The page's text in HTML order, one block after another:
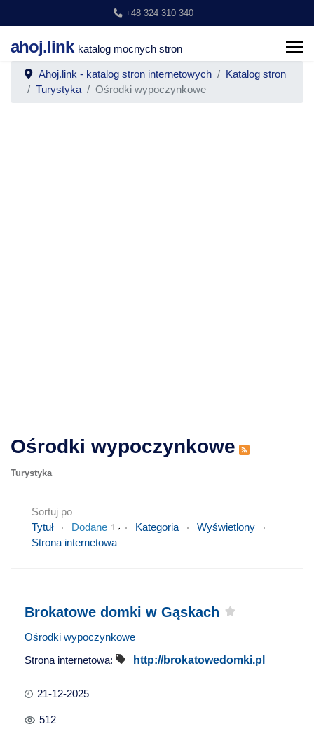
+48 324 310 340
ahoj.link katalog mocnych stron
Ahoj.link - katalog stron internetowych
Katalog stron
Turystyka
Ośrodki wypoczynkowe
Ośrodki wypoczynkowe
Turystyka
Sortuj po
Tytuł
Dodane Kategoria
Wyświetlony
Strona internetowa
Brokatowe domki w Gąskach
Ośrodki wypoczynkowe
Strona internetowa:
http://brokatowedomki.pl
21-12-2025
512